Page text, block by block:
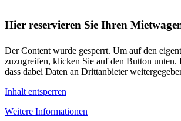
Hier reservieren Sie Ihren
Der Content wurde gesperrt. Um auf den
zuzugreifen, klicken Sie auf den Button unten.
dass dabei Daten an Drittanbieter
Inhalt entsperren
Weitere Informationen